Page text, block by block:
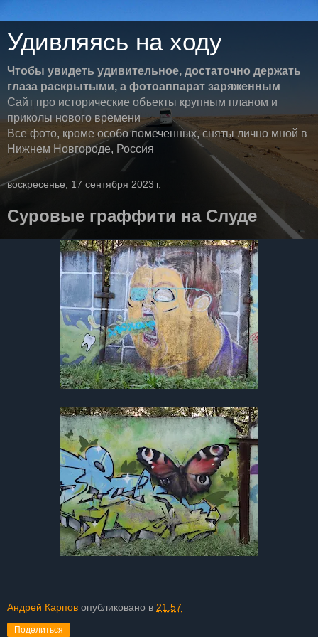
Удивляясь на ходу
Чтобы увидеть удивительное, достаточно держать
глаза раскрытыми, а фотоаппарат заряженным
Сайт про исторические объекты крупным планом и
приколы нового времени
Все фото, кроме особо помеченных, сняты лично мной в
Нижнем Новгороде, Россия
воскресенье, 17 сентября 2023 г.
Суровые граффити на Слуде
Андрей Карпов опубликовано в 21:57
Поделиться